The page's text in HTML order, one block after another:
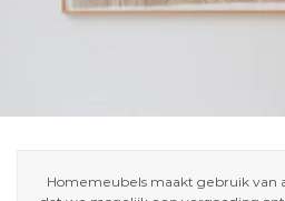
Homemeubels maakt gebruik van